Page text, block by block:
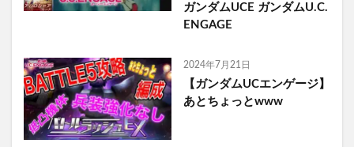
ガンダムUCE ガンダムU.C.
ENGAGE
2024年7月21日
【ガンダムUCエンゲージ】
あとちょっとwww